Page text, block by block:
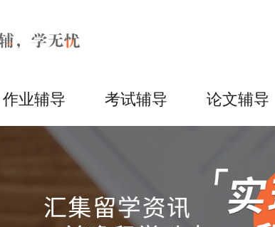
作业辅导 考试辅导 论文辅导